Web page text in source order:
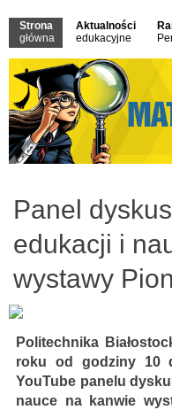
Strona
główna
Aktualności
edukacyjne
Panel
edukacji i
wystawy
Politechnika
roku od godziny 10
YouTube panelu
nauce na kanwie